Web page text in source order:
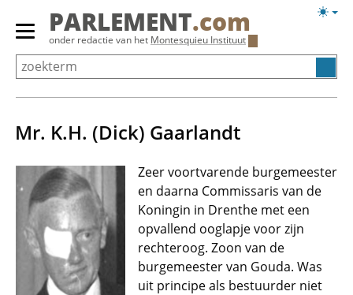
Overslaan
Primair
menu
tonen/verbergen
PARLEMENT.com
onder redactie van het Montesquieu Instituut
Mr. K.H. (Dick) Gaarlandt
Zeer voortvarende burgemeester
en daarna Commissaris van de
Koningin in Drenthe met een
opvallend ooglapje voor zijn
rechteroog. Zoon van de
burgemeester van Gouda. Was
uit principe als bestuurder niet